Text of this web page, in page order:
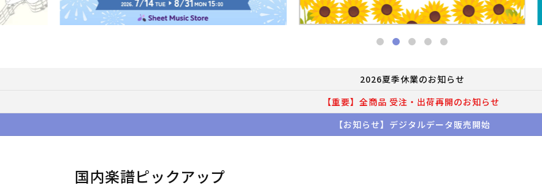
2026夏季休業のお知らせ
【重要】全商品 受注・出荷再開のお知らせ
【お知らせ】デジタルデータ販売開始
国内楽譜ピックアップ